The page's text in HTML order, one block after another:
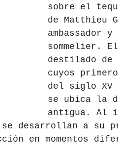
sobre el
de Matthieu
ambassador
sommelier. El
destilado de
cuyos
del siglo XV
se ubica la
antigua. Al
se desarrollan a su
en momentos